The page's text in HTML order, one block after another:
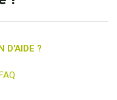
D'AIDE ?